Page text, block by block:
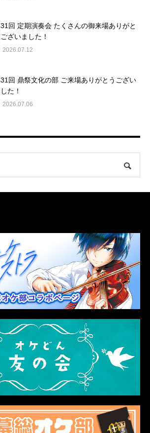
回 定期演奏会 たくさんの御来場ありがと
ざいました！
2026.07.12
回 鼎祭文化の部 ご来場ありがとうござい
た！
2026.07.06